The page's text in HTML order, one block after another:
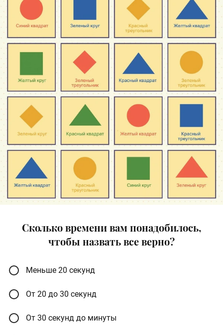
Сколько времени вам понадобилось,
чтобы назвать все верно?
Меньше 20 секунд
От 20 до 30 секунд
От 30 секунд до минуты